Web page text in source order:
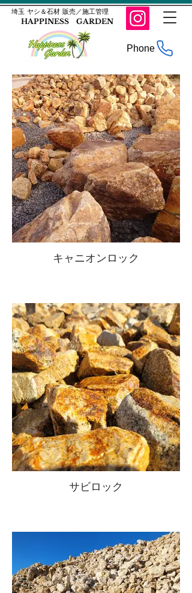
​埼玉 ヤシ＆石材 販売／施工管理
HAPPINESS GARDEN
Phone
キャニオンロック
サビロック